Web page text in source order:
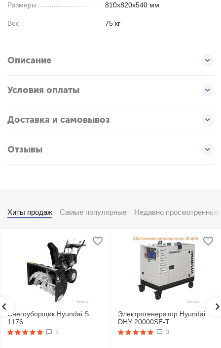
Размеры 810х820х540 мм
Вес 75 кг
Описание
Условия оплаты
Доставка и самовывоз
Отзывы
Хиты продаж Самые популярные Недавно просмотренные
Снегоуборщик Hyundai S
1176
2
Электрогенератор Hyundai
DHY 20000SE-T
3